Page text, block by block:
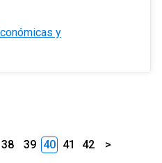
y
38 39 40 41 42 >